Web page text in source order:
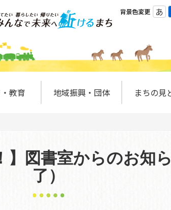
背景色変更 あ
教育 地域振興・団体 まちの見
】図書室からのお知
了）